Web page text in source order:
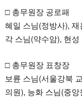
□ 총무원장 공로패
혜일 스님(정방사),
각 스님(약수암), 현
□ 총무원장 표창장
보륜 스님(서울강북
의원), 능화 스님(중